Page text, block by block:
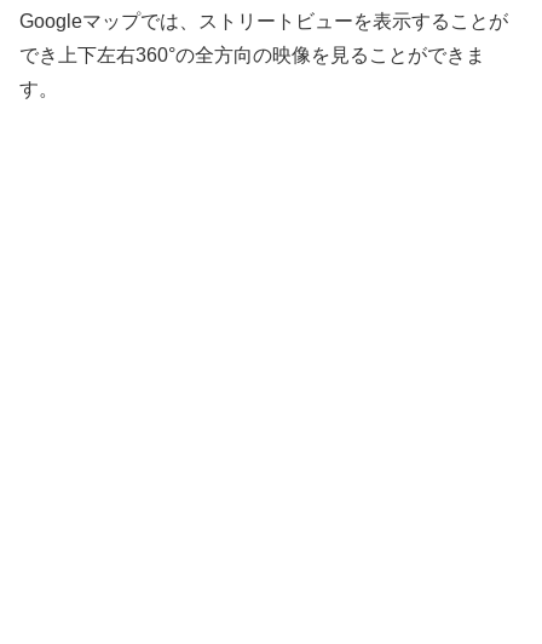
Googleマップでは、ストリートビューを表示することが
でき上下左右360°の全方向の映像を見ることができま
す。